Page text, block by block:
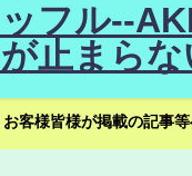
フル--
止まら
お客様皆様が掲載の記事